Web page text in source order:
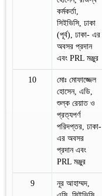
কর্মকর্তা,
সিইভিসি, ঢাকা
(পূর্ব), ঢাকা- এর
অবসর প্রদান
এবং PRL মঞ্জুর
10
মোঃ মোফাজ্জেল
হোসেন, এডি,
শুল্ক রেয়াত ও
প্রত্যপর্ণ
পরিদপ্তর, ঢাকা-
এর অবসর
প্রদান এবং
PRL মঞ্জুর
9
নূর আহাম্মদ,